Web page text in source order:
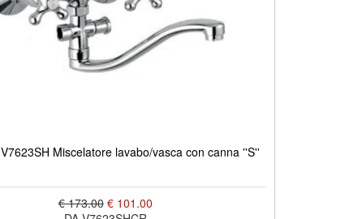
Miscelatore lavabo/vasca con canna ''S''
€ 173.00 € 101.00